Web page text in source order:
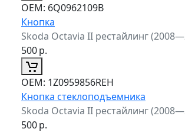
ОЕМ: 6Q0962109B
Кнопка
Skoda Octavia II рестайлинг
500р.
ОЕМ: 1Z0959856REH
Кнопка стеклоподъемника
Skoda Octavia II рестайлинг
500р.